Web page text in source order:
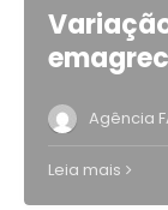
Agência
Leia mais